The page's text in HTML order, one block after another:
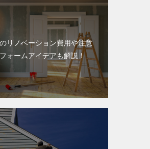
リノベーション費用や注意
ォームアイデアも解説！